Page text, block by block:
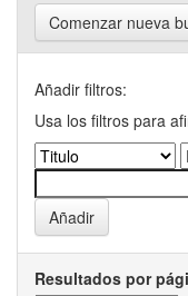
Comenzar nueva
Añadir filtros:
Usa los filtros para
Resultados por